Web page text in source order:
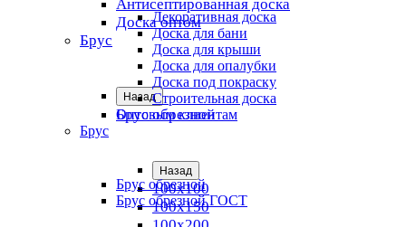
Антисептированная доска
Доска оптом
Брус
Назад
Брус обрезной
Назад
100х100
100х150
Декоративная доска
Доска для бани
Доска для крыши
Доска для опалубки
Доска под покраску
Строительная доска
Оптовым клиентам
Брус
Брус обрезной
Брус обрезной ГОСТ